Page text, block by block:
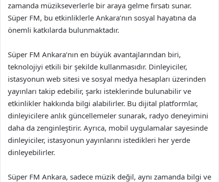
zamanda müzikseverlerle bir araya gelme fırsatı sunar.
Süper FM, bu etkinliklerle Ankara’nın sosyal hayatına da
önemli katkılarda bulunmaktadır.
Süper FM Ankara’nın en büyük avantajlarından biri,
teknolojiyi etkili bir şekilde kullanmasıdır. Dinleyiciler,
istasyonun web sitesi ve sosyal medya hesapları üzerinden
yayınları takip edebilir, şarkı isteklerinde bulunabilir ve
etkinlikler hakkında bilgi alabilirler. Bu dijital platformlar,
dinleyicilere anlık güncellemeler sunarak, radyo deneyimini
daha da zenginleştirir. Ayrıca, mobil uygulamalar sayesinde
dinleyiciler, istasyonun yayınlarını istedikleri her yerde
dinleyebilirler.
Süper FM Ankara, sadece müzik değil, aynı zamanda bilgi ve